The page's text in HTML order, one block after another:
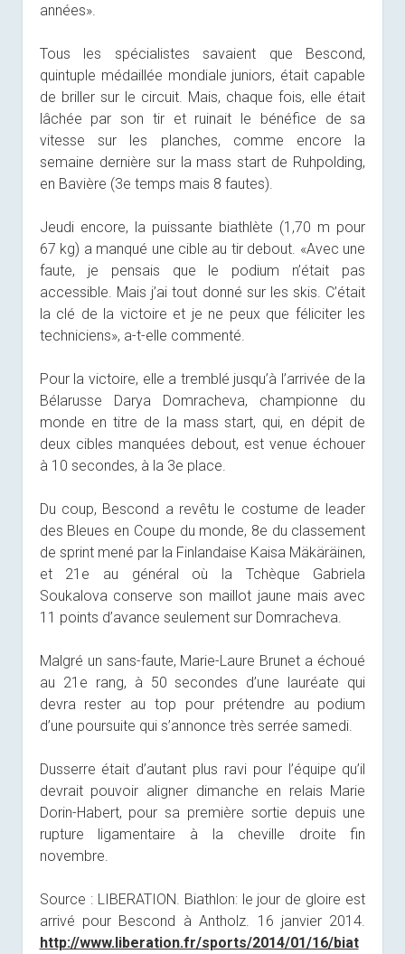
années».
Tous les spécialistes savaient que Bescond,
quintuple médaillée mondiale juniors, était capable
de briller sur le circuit. Mais, chaque fois, elle était
lâchée par son tir et ruinait le bénéfice de sa
vitesse sur les planches, comme encore la
semaine dernière sur la mass start de Ruhpolding,
en Bavière (3e temps mais 8 fautes).
Jeudi encore, la puissante biathlète (1,70 m pour
67 kg) a manqué une cible au tir debout. «Avec une
faute, je pensais que le podium n’était pas
accessible. Mais j’ai tout donné sur les skis. C’était
la clé de la victoire et je ne peux que féliciter les
techniciens», a-t-elle commenté.
Pour la victoire, elle a tremblé jusqu’à l’arrivée de la
Bélarusse Darya Domracheva, championne du
monde en titre de la mass start, qui, en dépit de
deux cibles manquées debout, est venue échouer
à 10 secondes, à la 3e place.
Du coup, Bescond a revêtu le costume de leader
des Bleues en Coupe du monde, 8e du classement
de sprint mené par la Finlandaise Kaisa Mäkäräinen,
et 21e au général où la Tchèque Gabriela
Soukalova conserve son maillot jaune mais avec
11 points d’avance seulement sur Domracheva.
Malgré un sans-faute, Marie-Laure Brunet a échoué
au 21e rang, à 50 secondes d’une lauréate qui
devra rester au top pour prétendre au podium
d’une poursuite qui s’annonce très serrée samedi.
Dusserre était d’autant plus ravi pour l’équipe qu’il
devrait pouvoir aligner dimanche en relais Marie
Dorin-Habert, pour sa première sortie depuis une
rupture ligamentaire à la cheville droite fin
novembre.
Source : LIBERATION. Biathlon: le jour de gloire est
arrivé pour Bescond à Antholz. 16 janvier 2014.
http://www.liberation.fr/sports/2014/01/16/biat